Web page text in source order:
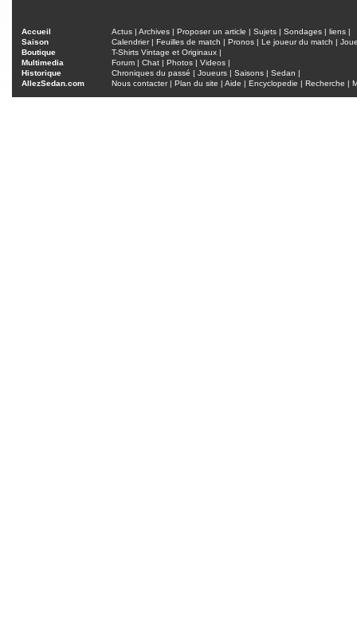
Accueil Actus | Archives | Proposer un article | Sujets | Sondages | liens |
Saison
Calendrier| Feuilles de match | Pronos | Le joueur du match |
Boutique
T-Shirts Vintage et Originaux |
Multimedia
Forum | Chat | Photos | Videos |
Historique
Chroniques du passé | Joueurs | Saisons | Sedan |
AllezSedan.com
Nous contacter| Plan du site | Aide | Encyclopedie | Recherche |